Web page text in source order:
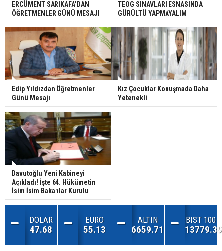
ERCÜMENT SARIKAFA’DAN
ÖĞRETMENLER GÜNÜ MESAJI
TEOG SINAVLARI ESNASINDA
GÜRÜLTÜ YAPMAYALIM
Edip Yıldızdan Öğretmenler
Günü Mesajı
Kız Çocuklar Konuşmada Daha
Yetenekli
Davutoğlu Yeni Kabineyi
Açıkladı! İşte 64. Hükümetin
İsim İsim Bakanlar Kurulu
DOLAR
47.68
EURO
55.13
ALTIN
6659.71
BIST 100
13779.39